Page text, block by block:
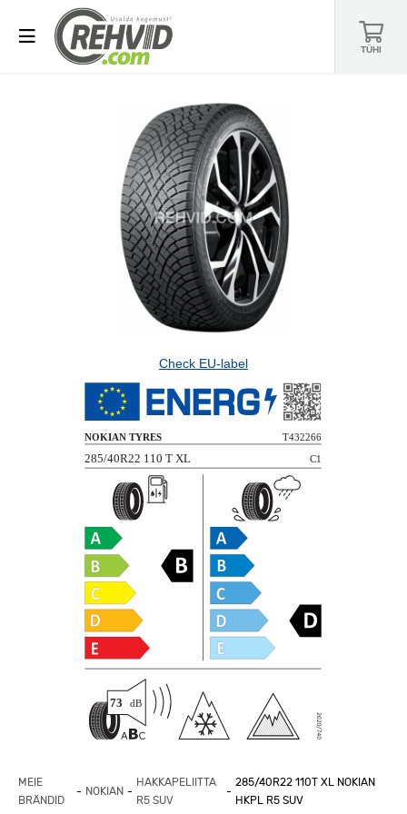
TÜHI
MEIE
BRÄNDID
NOKIAN
HAKKAPELIITTA
R5 SUV
285/40R22 110T XL NOKIAN
HKPL R5 SUV
Check EU-label